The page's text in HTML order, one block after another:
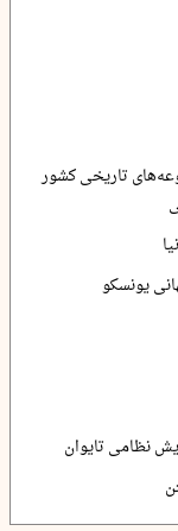
تاریخی کشور
یونسکو
نظامی تایوان